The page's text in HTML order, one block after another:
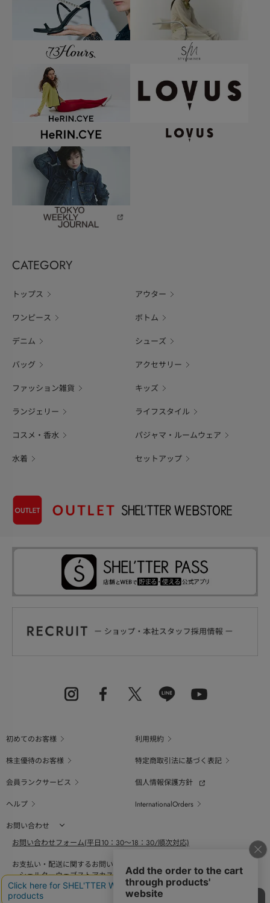
CATEGORY
トップス アウター
ワンピース ボトム
デニム シューズ
バッグ アクセサリー
ファッション雑貨 キッズ
ランジェリー ライフスタイル
コスメ・香水 パジャマ・ルームウェア
水着 セットアップ
初めてのお客様
利用規約
株主優待のお客様
特定商取引法に基づく表記
会員ランクサービス
個人情報保護方針
ヘルプ
InternationalOrders
お問い合わせ
お問い合わせフォーム(平日10：30～18：30/順次対応)
お支払い・配送に関するお問い合わせ（平日10：30～18：00）
シェルターウェブストアカスタマーセンター
0800-123-6820
商品の素材、サイズ、仕様等に関するお問い合せ（平日10：30～18：00）